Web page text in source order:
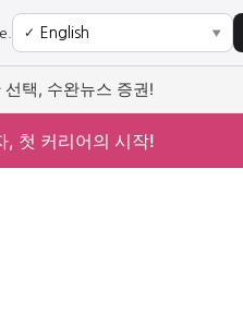
✓ ▼
택, 수완뉴스 증권!
, 첫 커리어의 시작!